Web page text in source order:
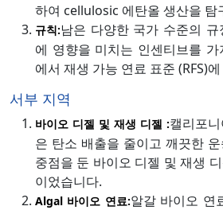
하여 cellulosic 에탄올 생산을 탐
규칙:남은 다양한 국가 수준의
에 영향을 미치는 인센티브를
에서 재생 가능 연료 표준 (RFS)
서부 지역
바이오 디젤 및 재생 디젤 :캘리포
은 탄소 배출을 줄이고 깨끗한
중점을 둔 바이오 디젤 및 재생
이었습니다.
Algal 바이오 연료:알갈 바이오 연